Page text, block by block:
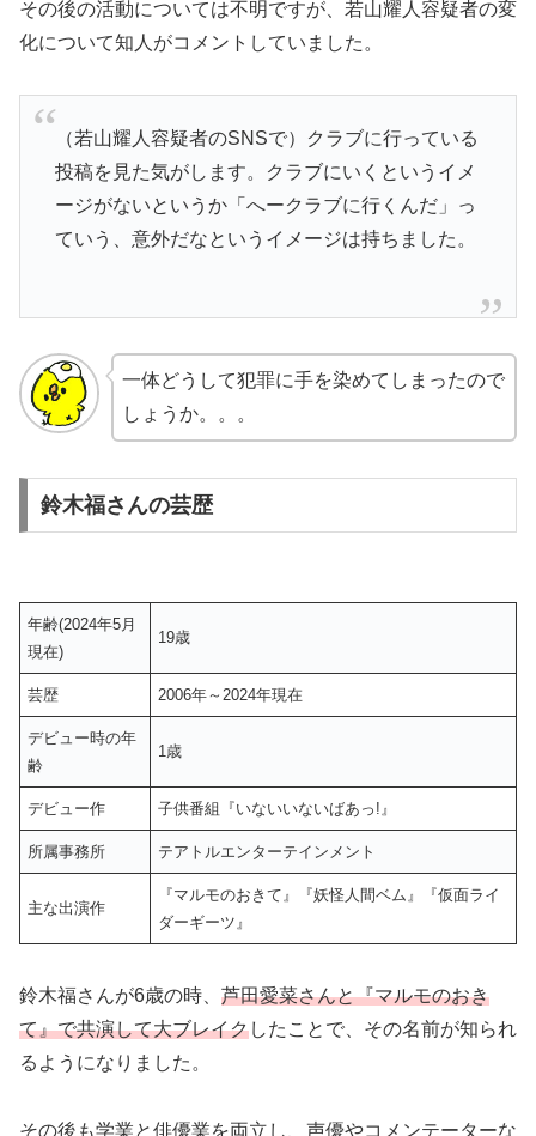
その後の活動については不明ですが、若山耀人容疑者の変
化について知人がコメントしていました。
（若山耀人容疑者のSNSで）クラブに行っている
投稿を見た気がします。クラブにいくというイメ
ージがないというか「へークラブに行くんだ」っ
ていう、意外だなというイメージは持ちました。
一体どうして犯罪に手を染めてしまったので
しょうか。。。
鈴木福さんの芸歴
年齢(2024年5月
現在)
19歳
芸歴 2006年～2024年現在
デビュー時の年
齢
1歳
デビュー作 子供番組『いないいないばあっ!』
所属事務所 テアトルエンターテインメント
主な出演作
『マルモのおきて』『妖怪人間ベム』『仮面ライ
ダーギーツ』
鈴木福さんが6歳の時、 芦田愛菜さんと『マルモのおき
て』で共演して大ブレイクしたことで、その名前が知られ
るようになりました。
その後も学業と俳優業を両立し、声優やコメンテーターな